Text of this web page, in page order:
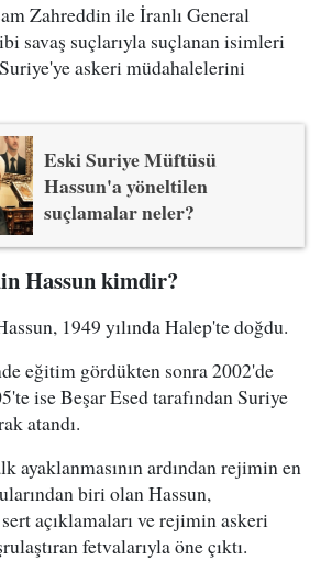
Zahreddin ile İranlı General
savaş suçlarıyla suçlanan isimleri
askeri müdahalelerini
Eski Suriye Müftüsü
Hassun'a yöneltilen
suçlamalar neler?
Hassun kimdir?
1949 yılında Halep'te doğdu.
eğitim gördükten sonra 2002'de
ise Beşar Esed tarafından Suriye
atandı.
ayaklanmasının ardından rejimin en
biri olan Hassun,
açıklamaları ve rejimin askeri
fetvalarıyla öne çıktı.